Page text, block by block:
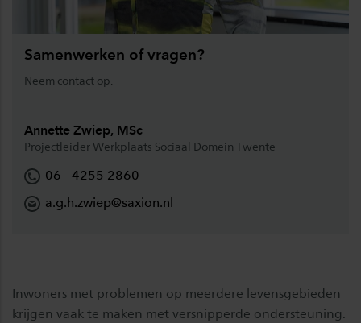
Samenwerken of vragen?
Neem contact op.
Annette Zwiep, MSc
Projectleider Werkplaats Sociaal Domein Twente
06 - 4255 2860
a.g.h.zwiep@saxion.nl
Inwoners met problemen op meerdere levensgebieden
krijgen vaak te maken met versnipperde ondersteuning.